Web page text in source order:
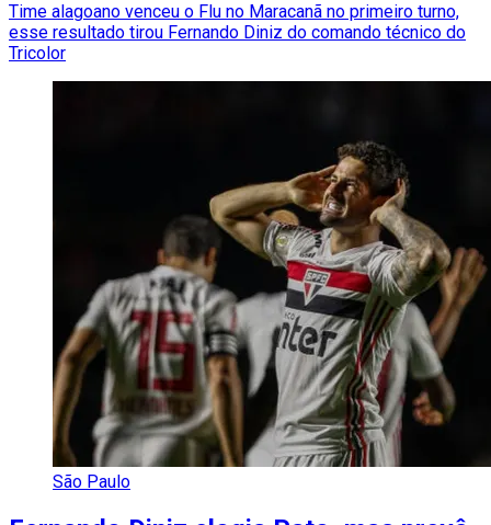
Time alagoano venceu o Flu no Maracanã no primeiro turno,
esse resultado tirou Fernando Diniz do comando técnico do
Tricolor
São Paulo